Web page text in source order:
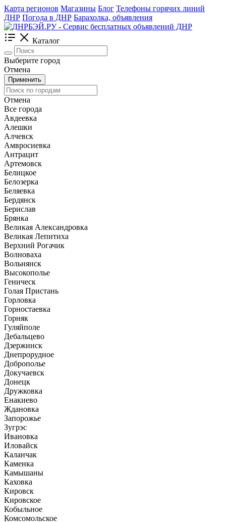
Карта регионов Магазины Блог Телефоны горячих линий
ДНР Погода в ДНР Барахолка, объявления
Каталог
Выберите город
Отмена
Применить
Отмена
Все города
Авдеевка
Алешки
Алчевск
Амвросиевка
Антрацит
Артемовск
Белицкое
Белозерка
Беляевка
Бердянск
Берислав
Брянка
Великая Александровка
Великая Лепитиха
Верхний Рогачик
Волноваха
Вольнянск
Высокополье
Геническ
Голая Пристань
Горловка
Горностаевка
Горняк
Гуляйполе
Дебальцево
Дзержинск
Днепрорудное
Доброполье
Докучаевск
Донецк
Дружковка
Енакиево
Ждановка
Запорожье
Зугрэс
Ивановка
Иловайск
Каланчак
Каменка
Камышаны
Каховка
Кировск
Кировское
Кобыльное
Комсомольское